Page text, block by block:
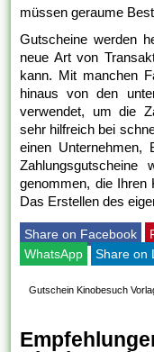
müssen geraume
Gutscheine werden
neue Art von
kann. Mit manchen
hinaus von den
verwendet, um die
sehr hilfreich bei
einen Unternehmen,
genommen, die Ihren
Das Erstellen des
Share on Facebook
WhatsApp
Share on
Gutschein Kinobesuch